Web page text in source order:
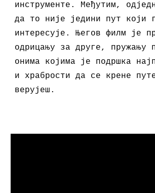
инструменте. Међутим,
да то није једини пут који
интересује. Његов филм је
одрицању за друге, пружању
онима којима је подршка
и храбрости да се крене
верујеш.